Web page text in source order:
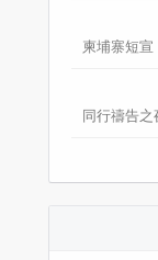
柬埔寨短
同行禱告